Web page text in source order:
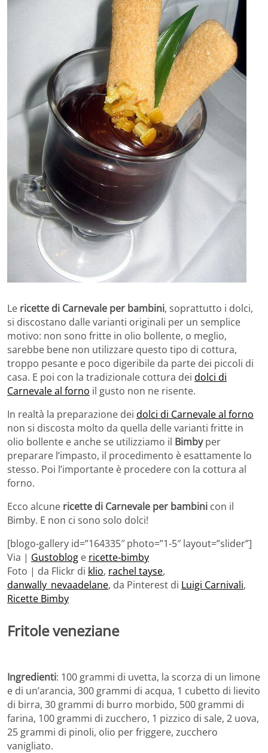
Le ricette di Carnevale per bambini, soprattutto i dolci,
si discostano dalle varianti originali per un semplice
motivo: non sono fritte in olio bollente, o meglio,
sarebbe bene non utilizzare questo tipo di cottura,
troppo pesante e poco digeribile da parte dei piccoli di
casa. E poi con la tradizionale cottura dei dolci di
Carnevale al forno il gusto non ne risente.
In realtà la preparazione dei dolci di Carnevale al forno
non si discosta molto da quella delle varianti fritte in
olio bollente e anche se utilizziamo il Bimbyper
preparare l’impasto, il procedimento è esattamente lo
stesso. Poi l’importante è procedere con la cottura al
forno.
Ecco alcune ricette di Carnevale per bambini con il
Bimby. E non ci sono solo dolci!
[blogo-gallery id=”164335″ photo=”1-5″ layout=”slider”]
Via | Gustoblog e ricette-bimby
Foto | da Flickr di klio, rachel tayse,
danwally_nevaadelane, da Pinterest di Luigi Carnivali,
Ricette Bimby
Fritole veneziane
Ingredienti: 100 grammi di uvetta, la scorza di un limone
e di un’arancia, 300 grammi di acqua, 1 cubetto di lievito
di birra, 30 grammi di burro morbido, 500 grammi di
farina, 100 grammi di zucchero, 1 pizzico di sale, 2 uova,
25 grammi di pinoli, olio per friggere, zucchero
vanigliato.